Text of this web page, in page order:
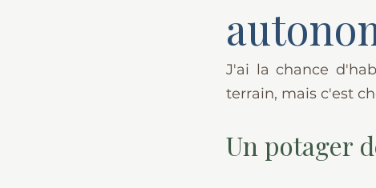
J'ai la chance
terrain, mais c'est
Un potager